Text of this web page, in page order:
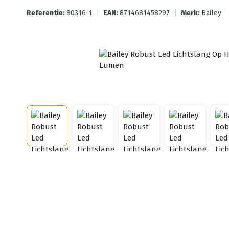
Referentie:80316-1 EAN:8714681458297 Merk: Bailey